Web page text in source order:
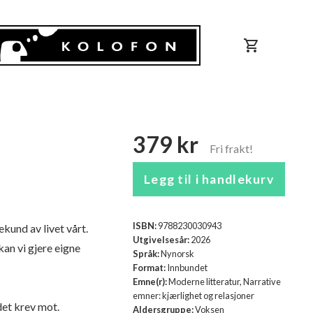
shopping_cart
379 kr
Legg til i handlekurv
av livet vårt.
vi gjere eigne
krev mot.
ISBN:9788230030943
Utgivelsesår:2026
Språk:Nynorsk
Format:Innbundet
Emne(r):Moderne litteratur, Narrative
emner: kjærlighet og relasjoner
Aldersgruppe:Voksen